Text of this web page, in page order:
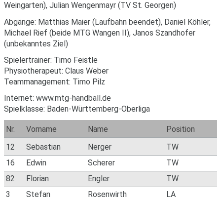
Weingarten), Julian Wengenmayr (TV St. Georgen)
Abgänge: Matthias Maier (Laufbahn beendet), Daniel Köhler,
Michael Rief (beide MTG Wangen II), Janos Szandhofer
(unbekanntes Ziel)
Spielertrainer: Timo Feistle
Physiotherapeut: Claus Weber
Teammanagement: Timo Pilz
Internet: www.mtg-handball.de
Spielklasse: Baden-Württemberg-Oberliga
Nr. Vorname Name
Position
12
Sebastian Nerger
TW
16
Edwin Scherer
TW
82
Florian Engler
TW
3
Stefan Rosenwirth
LA